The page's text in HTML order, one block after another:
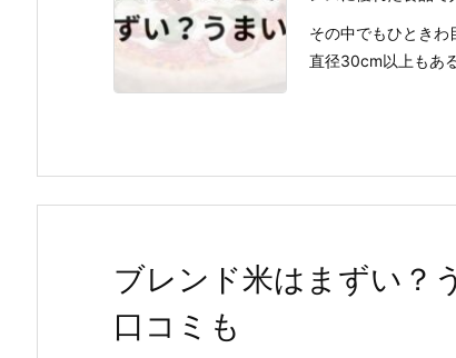
その中でもひときわ
直径30cm以上もあ
ブレンド米はまずい？
口コミも